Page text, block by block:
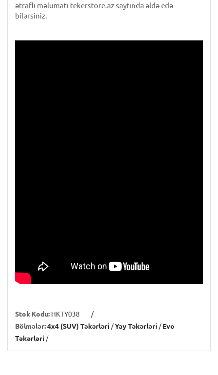
ətraflı məlumatı tekerstore.az saytında əldə edə
bilərsiniz.
Stok Kodu: HKTY038
/
Bölmələr:4x4 (SUV) Təkərləri /Yay Təkərləri /Evo
Təkərləri /